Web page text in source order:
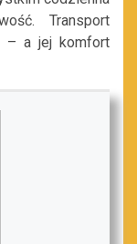
Transport
– a jej komfort